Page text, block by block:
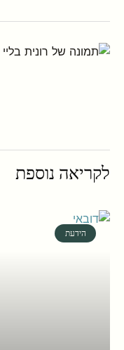
לקריאה נוספת
הידעת